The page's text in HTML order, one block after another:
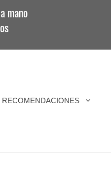
mano
RECOMENDACIONES